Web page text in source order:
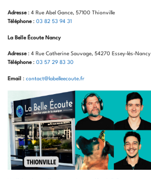
Adresse: 4 Rue Abel Gance, 57100 Thionville
Téléphone: 03 82 53 94 31
La Belle Écoute Nancy
Adresse: 4 Rue Catherine Sauvage, 54270 Essey-lès-Nancy
Téléphone: 03 57 29 83 30
Email : contact@labelleecoute.fr